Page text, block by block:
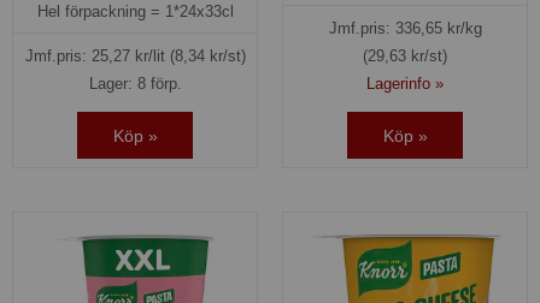
Hel förpackning = 1*24x33cl
Jmf.pris: 25,27kr/lit (8,34 kr/st)
Lager: 8 förp.
Köp »
Jmf.pris: 336,65kr/kg
(29,63 kr/st)
Lagerinfo »
Köp »